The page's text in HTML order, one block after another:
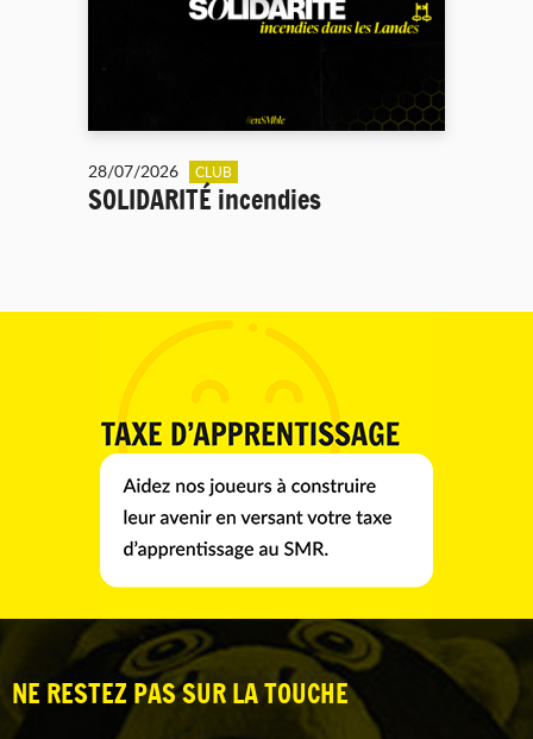
28/07/2026 CLUB
SOLIDARITÉ incendies
NE RESTEZ PAS SUR LA TOUCHE